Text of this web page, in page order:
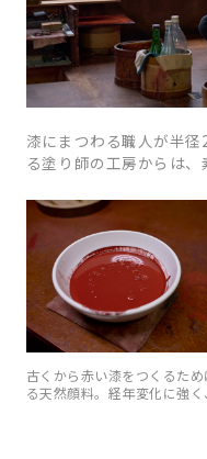
漆にまつわる職人が半
る塗り師の工房からは、
古くから赤い漆をつくるた
る天然顔料。経年変化に強く